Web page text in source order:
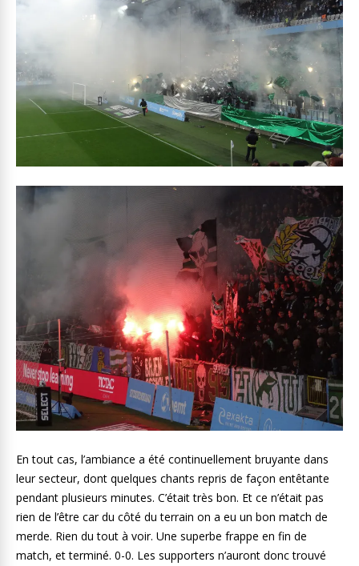
En tout cas, l’ambiance a été continuellement bruyante dans
leur secteur, dont quelques chants repris de façon entêtante
pendant plusieurs minutes. C’était très bon. Et ce n’était pas
rien de l’être car du côté du terrain on a eu un bon match de
merde. Rien du tout à voir. Une superbe frappe en fin de
match, et terminé. 0-0. Les supporters n’auront donc trouvé